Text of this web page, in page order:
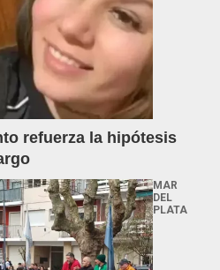
refuerza la hipótesis
MAR
DEL
PLATA